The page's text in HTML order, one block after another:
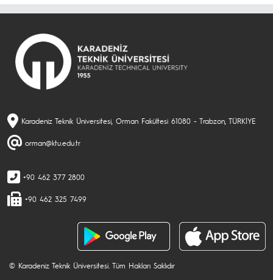
Karadeniz Teknik Üniversitesi, Orman Fakültesi 61080 - Trabzon, TÜRKİYE
orman@ktu.edu.tr
+90 462 377 2800
+90 462 325 7499
© Karadeniz Teknik Üniversitesi. Tüm Hakları Saklıdır